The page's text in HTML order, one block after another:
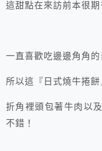
這甜點在來訪前本很
一直喜歡吃邊邊角角的
所以這『日式燒牛捲
折角裡頭包著牛肉以
不錯！